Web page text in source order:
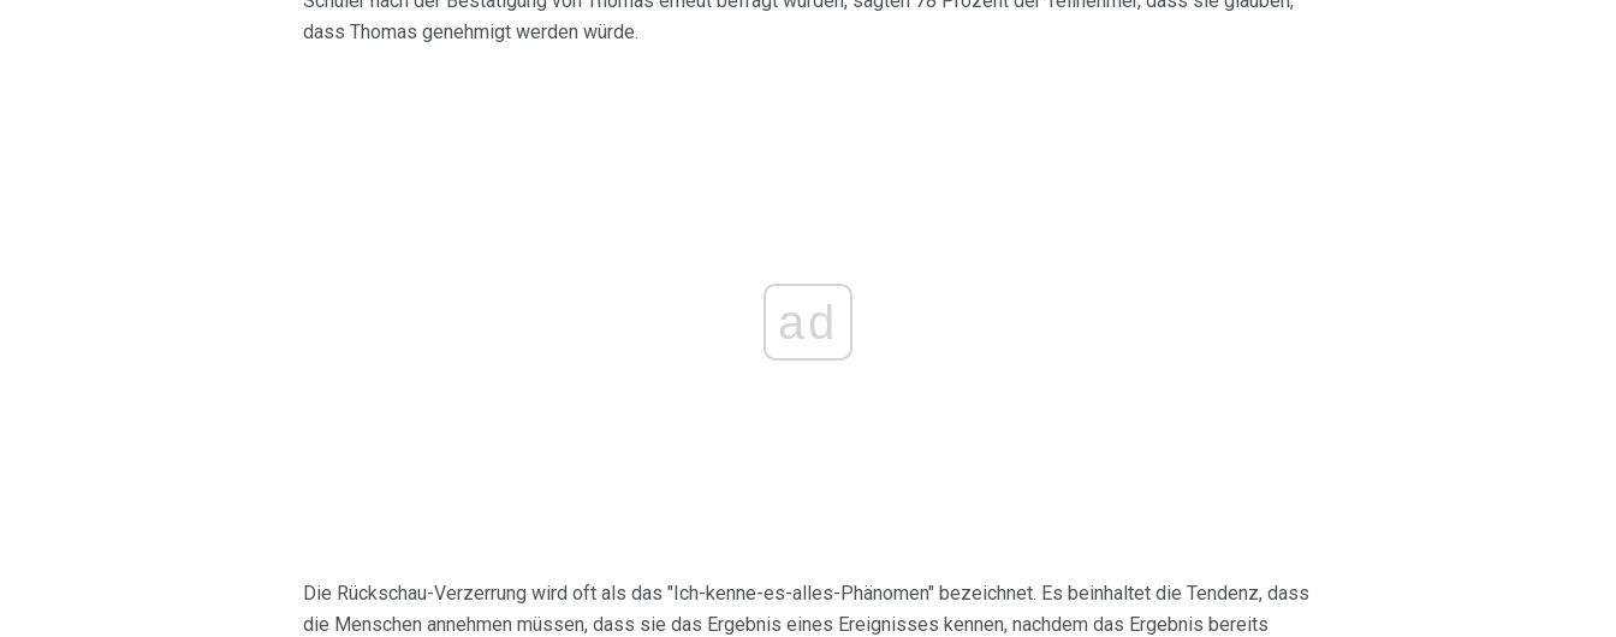
dass Thomas genehmigt werden würde.
ad
Die Rückschau-Verzerrung wird oft als das "Ich-kenne-es-alles-Phänomen" bezeichnet. Es beinhaltet die Tendenz, dass
die Menschen annehmen müssen, dass sie das Ergebnis eines Ereignisses kennen, nachdem das Ergebnis bereits